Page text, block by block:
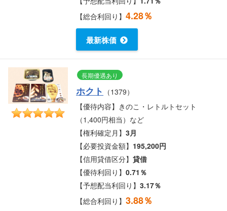
【総合利回り】4.28％
最新株価
長期優遇あり
ホクト （1379）
【優待内容】きのこ・レトルトセット
（1,400円相当）など
【権利確定月】3月
【必要投資金額】 195,200円
【信用貸借区分】貸借
【優待利回り】0.71％
【予想配当利回り】3.17％
【総合利回り】3.88％